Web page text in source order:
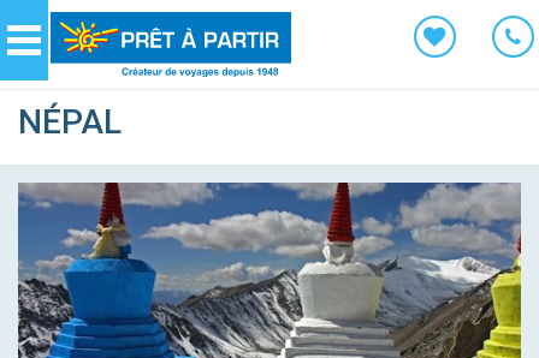
Navigation
NÉPAL
Panneau de gestion des cookies